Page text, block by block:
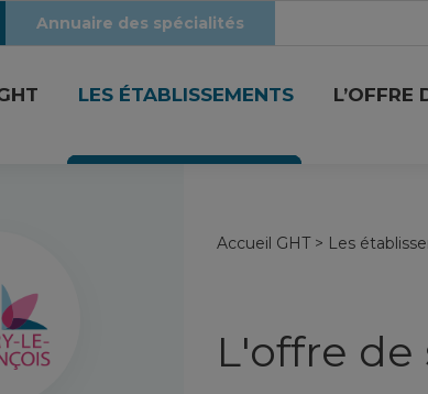
Annuaire des spécialités
LES ÉTABLISSEMENTS L’OFFRE
Accueil GHT> Les
L'offre de